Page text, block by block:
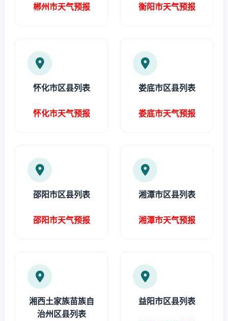
郴州市天气预报 衡阳市天气预报
怀化市区县列表
怀化市天气预报
娄底市区县列表
娄底市天气预报
邵阳市区县列表
邵阳市天气预报
湘潭市区县列表
湘潭市天气预报
湘西土家族苗族自
治州区县列表
益阳市区县列表